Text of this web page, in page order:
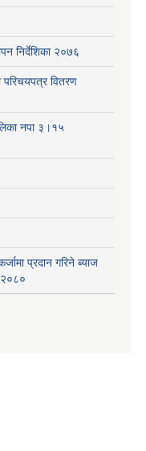
निर्देशिका २०७६
परिचयपत्र वितरण
नपा ३।१५
प्रदान गरिने ब्याज